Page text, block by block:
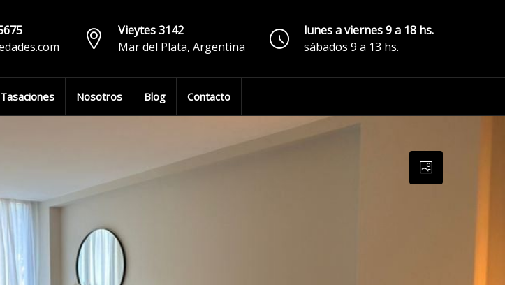
Vieytes 3142
Mar del Plata, Argentina
lunes a viernes 9 a 18 hs.
sábados 9 a 13 hs.
Tasaciones Nosotros Blog Contacto